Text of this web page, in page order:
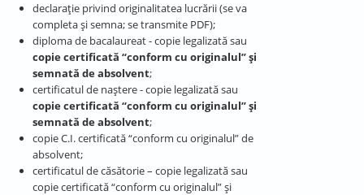
declarație privind originalitatea lucrării (se va
completa și semna; se transmite PDF);
diploma de bacalaureat - copie legalizată sau
copie certificată “conform cu originalul” și
semnată de absolvent;
certificatul de naştere - copie legalizată sau
copie certificată “conform cu originalul” și
semnată de absolvent;
copie C.I. certificată “conform cu originalul” de
absolvent;
certificatul de căsătorie – copie legalizată sau
copie certificată “conform cu originalul” și